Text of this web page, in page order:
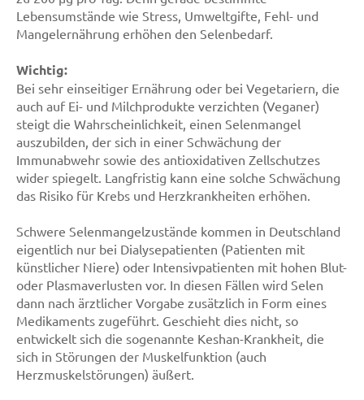
Lebensumstände wie Stress, Umweltgifte, Fehl- und
Mangelernährung erhöhen den Selenbedarf.
Wichtig:
Bei sehr einseitiger Ernährung oder bei Vegetariern, die
auch auf Ei- und Milchprodukte verzichten (Veganer)
steigt die Wahrscheinlichkeit, einen Selenmangel
auszubilden, der sich in einer Schwächung der
Immunabwehr sowie des antioxidativen Zellschutzes
wider spiegelt. Langfristig kann eine solche Schwächung
das Risiko für Krebs und Herzkrankheiten erhöhen.
Schwere Selenmangelzustände kommen in Deutschland
eigentlich nur bei Dialysepatienten (Patienten mit
künstlicher Niere) oder Intensivpatienten mit hohen Blut-
oder Plasmaverlusten vor. In diesen Fällen wird Selen
dann nach ärztlicher Vorgabe zusätzlich in Form eines
Medikaments zugeführt. Geschieht dies nicht, so
entwickelt sich die sogenannte Keshan-Krankheit, die
sich in Störungen der Muskelfunktion (auch
Herzmuskelstörungen) äußert.